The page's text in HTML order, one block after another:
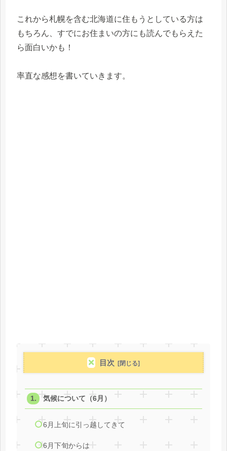
これから札幌を含む北海道に住もうとしている方は
もちろん、すでにお住まいの方にも読んでもらえた
ら面白いかも！
率直な感想を書いていきます。
目次
気候について（6月）
6月上旬に引っ越してきて
6月下旬からは